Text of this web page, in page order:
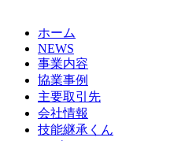
ホーム
NEWS
事業内容
協業事例
主要取引先
会社情報
技能継承くん